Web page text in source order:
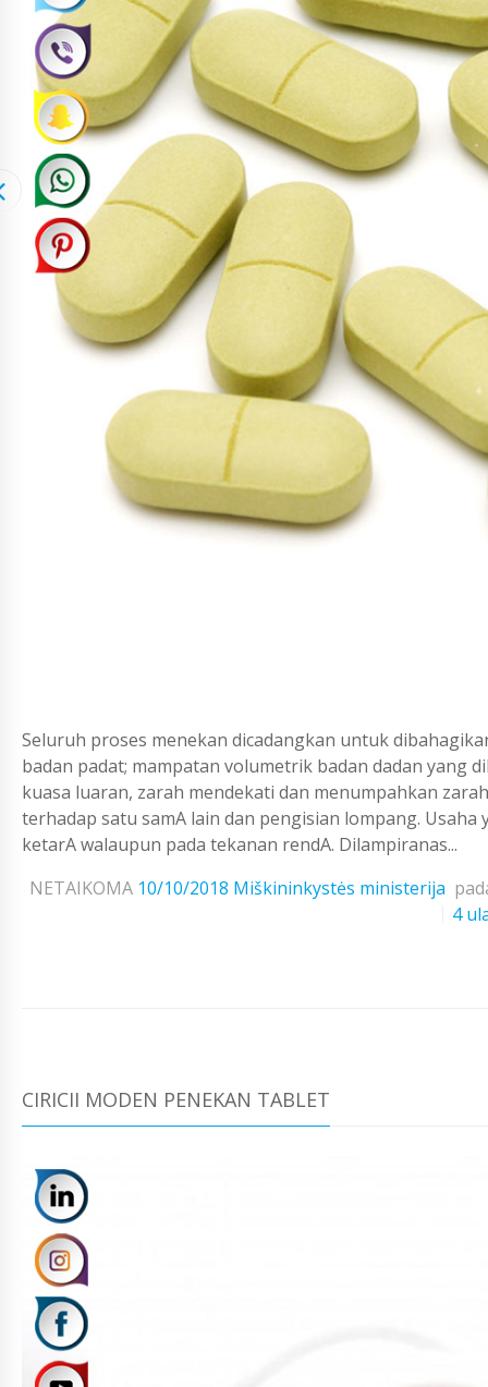
Seluruh proses menekan dicadangkan untuk
badan padat; mampatan volumetrik badan dadan yang
kuasa luaran, zarah mendekati dan menumpahkan
terhadap satu samA lain dan pengisian lompang.
ketarA walaupun pada tekanan rendA. Dilampiranas...
NETAIKOMA 10/10/2018 Miškininkystės ministerija
4
CIRICII MODEN PENEKAN TABLET